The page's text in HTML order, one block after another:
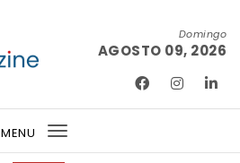
Domingo
AGOSTO 09, 2026
MENU
Toggle